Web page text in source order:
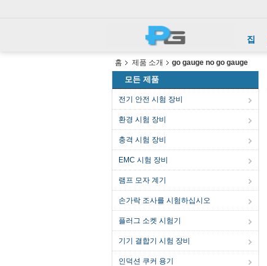
집
홈 제품 소개 go gauge no go gauge
모든 제품
전기 안전 시험 장비
환경 시험 장비
충격 시험 장비
EMC 시험 장비
램프 모자 계기
손가락 조사를 시험하십시오
플러그 소켓 시험기
기기 결합기 시험 장비
인덕션 쿠커 용기